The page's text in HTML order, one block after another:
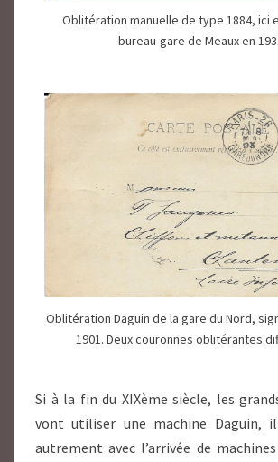
Oblitération manuelle de type 1884, ici
bureau-gare de Meaux en
Oblitération Daguin de la gare du Nord,
1901. Deux couronnes oblitérantes
Si à la fin du XIXème siècle, les
vont utiliser une machine Daguin,
autrement avec l’arrivée de